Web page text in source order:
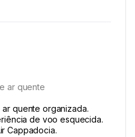
ar quente
quente organizada.
de voo esquecida.
Cappadocia.